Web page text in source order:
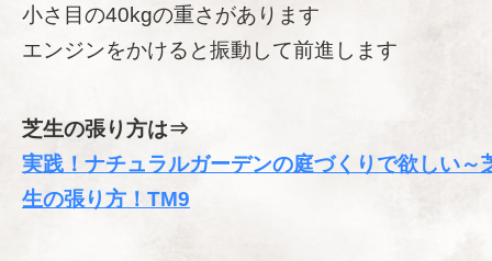
小さ目の40kgの重さがあります
エンジンをかけると振動して前進します
芝生の張り方は⇒
実践！ナチュラルガーデンの庭づくりで欲しい～
生の張り方！TM9